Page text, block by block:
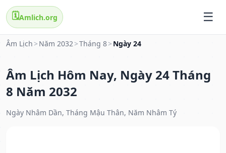
🗓️Amlich.org
Âm Lịch > Năm 2032>Tháng 8> Ngày 24
Âm Lịch Hôm Nay, Ngày 24 Tháng
8 Năm 2032
Ngày Nhâm Dần, Tháng Mậu Thân, Năm Nhâm Tý